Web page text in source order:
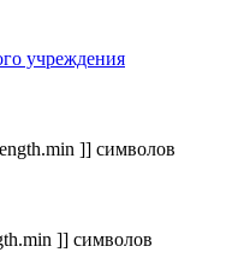
учреждения
]] символов
]] символов